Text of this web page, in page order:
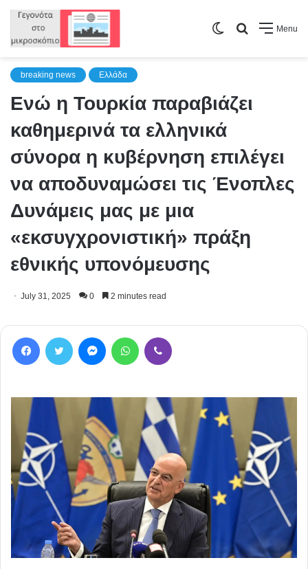
Menu
Search
Switch
breaking news Ελλάδα
Ενώ η Τουρκία παραβιάζει
καθημερινά τα ελληνικά
σύνορα η κυβέρνηση επιλέγει
να αποδυναμώσει τις Ένοπλες
Δυνάμεις μας με μια
«εκσυγχρονιστική» πράξη
εθνικής υπονόμευσης
July 31, 2025 0 2 minutes read
Facebook Twitter MessengerWhatsApp